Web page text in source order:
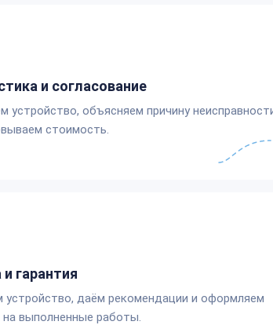
и согласование
устройство, объясняем причину
стоимость.
гарантия
устройство, даём рекомендации и оформляем
выполненные работы.